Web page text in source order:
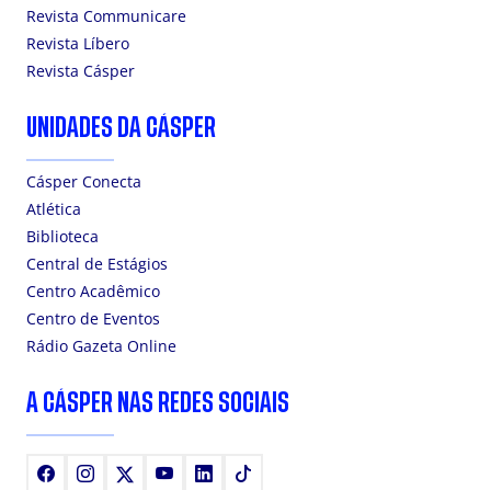
Revista Communicare
Revista Líbero
Revista Cásper
UNIDADES DA CÁSPER
Cásper Conecta
Atlética
Biblioteca
Central de Estágios
Centro Acadêmico
Centro de Eventos
Rádio Gazeta Online
A CÁSPER NAS REDES SOCIAIS
FacebookInstagram YoutubeLinkedIn